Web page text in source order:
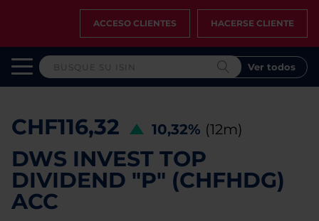
ACCESO CLIENTES HACERSE CLIENTE
Ver todos
CHF116,32 10,32% (12m)
DWS INVEST TOP
DIVIDEND "P" (CHFHDG)
ACC